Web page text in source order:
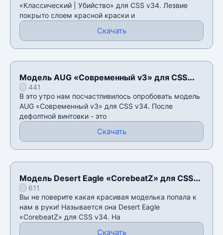
«Классический | Убийство» для CSS v34. Лезвие
покрыто слоем красной краски и
Скачать
Модель AUG «Современный v3» для CSS
v34441
В это утро нам посчастливилось опробовать модель
AUG «Современный v3» для CSS v34. После
дефолтной винтовки - это
Скачать
Модель Desert Eagle «CorebeatZ» для CSS
v34611
Вы не поверите какая красивая моделька попала к
нам в руки! Называется она Desert Eagle
«CorebeatZ» для CSS v34. На
Скачать